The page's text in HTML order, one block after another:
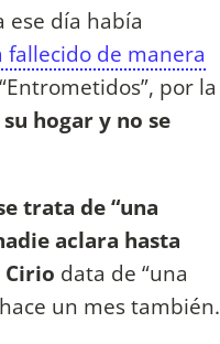
ese día había
de manera
por la
hogary no se
trata de “una
aclara hasta
Cirio data de “una
un mes también.